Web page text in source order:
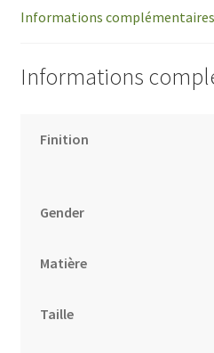
Informations complémentaires
Informations
Finition
Gender
Matière
Taille